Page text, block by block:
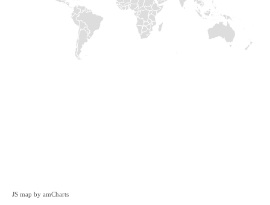
JS map by amCharts